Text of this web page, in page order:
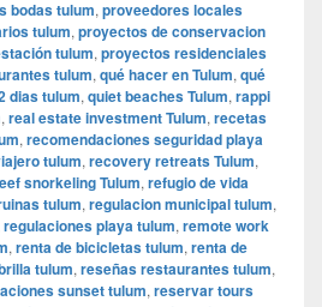
bodas tulum, proveedores locales
tulum, proyectos de conservacion
tulum, proyectos residenciales
tulum, qué hacer en Tulum, qué
dias tulum, quiet beaches Tulum, rappi
, real estate investment Tulum, recetas
, recomendaciones seguridad playa
tulum, recovery retreats Tulum,
snorkeling Tulum, refugio de vida
tulum, regulacion municipal tulum,
regulaciones playa tulum, remote work
, renta de bicicletas tulum, renta de
tulum, reseñas restaurantes tulum,
sunset tulum, reservar tours